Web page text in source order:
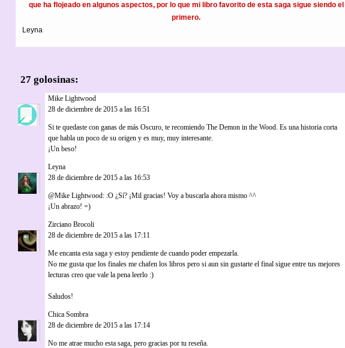
que ha flojeado en algunos aspectos, por lo que mi libro favorito de esta saga sigue siendo el
primero.
Leyna
27 golosinas:
Mike Lightwood
28 de diciembre de 2015 a las 16:51
Si te quedaste con ganas de más Oscuro, te recomiendo The Demon in the Wood. Es una historia corta
que habla un poco de su origen y es muy, muy interesante.
¡Un beso!
Leyna
28 de diciembre de 2015 a las 16:53
@Mike Lightwood: :O ¿Sí? ¡Mil gracias! Voy a buscarla ahora mismo ^^
¡Un abrazo! =)
Zirciano Brocoli
28 de diciembre de 2015 a las 17:11
Me encanta esta saga y estoy pendiente de cuando poder empezarla.
No me gusta que los finales me chafen los libros pero si aun sin gustarte el final sigue entre tus mejores
lecturas creo que vale la pena leerlo :)
Saludos!
Chica Sombra
28 de diciembre de 2015 a las 17:14
No me atrae mucho esta saga, pero gracias por tu reseña.